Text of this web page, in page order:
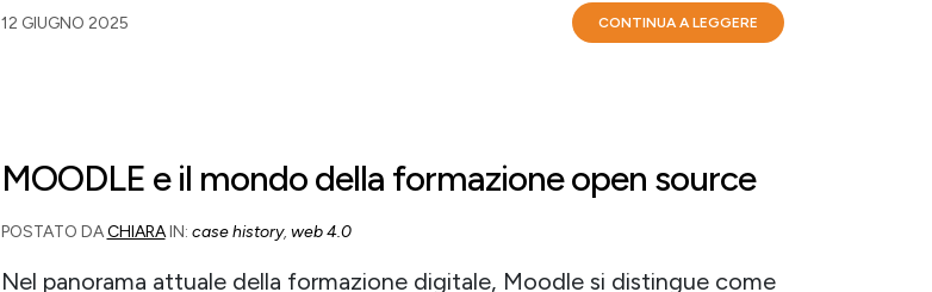
12 GIUGNO 2025 CONTINUA A LEGGERE
MOODLE e il mondo della formazione open source
POSTATO DACHIARAIN: case history, web 4.0
Nel panorama attuale della formazione digitale, Moodle si distingue come